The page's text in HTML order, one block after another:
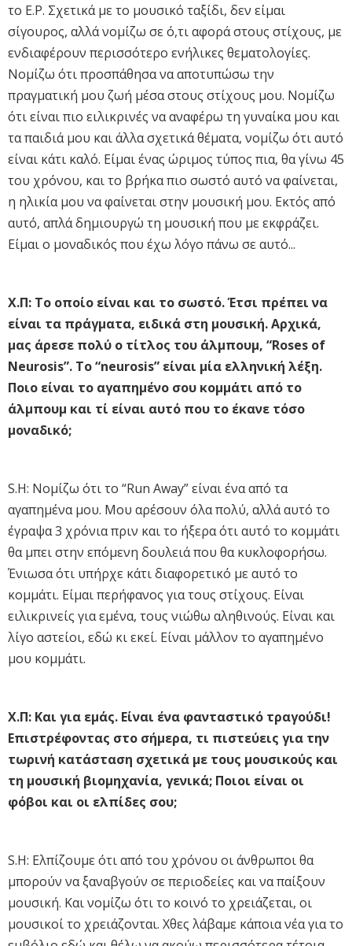
το E.P. Σχετικά με το μουσικό ταξίδι, δεν είμαι
σίγουρος, αλλά νομίζω σε ό,τι αφορά στους στίχους, με
ενδιαφέρουν περισσότερο ενήλικες θεματολογίες.
Νομίζω ότι προσπάθησα να αποτυπώσω την
πραγματική μου ζωή μέσα στους στίχους μου. Νομίζω
ότι είναι πιο ειλικρινές να αναφέρω τη γυναίκα μου και
τα παιδιά μου και άλλα σχετικά θέματα, νομίζω ότι αυτό
είναι κάτι καλό. Είμαι ένας ώριμος τύπος πια, θα γίνω 45
του χρόνου, και το βρήκα πιο σωστό αυτό να φαίνεται,
η ηλικία μου να φαίνεται στην μουσική μου. Εκτός από
αυτό, απλά δημιουργώ τη μουσική που με εκφράζει.
Είμαι ο μοναδικός που έχω λόγο πάνω σε αυτό...
Χ.Π: Το οποίο είναι και το σωστό. Έτσι πρέπει να
είναι τα πράγματα, ειδικά στη μουσική. Αρχικά,
μας άρεσε πολύ ο τίτλος του άλμπουμ, “Roses of
Neurosis”. To “neurosis” είναι μία ελληνική λέξη.
Ποιο είναι το αγαπημένο σου κομμάτι από το
άλμπουμ και τί είναι αυτό που το έκανε τόσο
μοναδικό;
S.H: Νομίζω ότι το “Run Αway” είναι ένα από τα
αγαπημένα μου. Μου αρέσουν όλα πολύ, αλλά αυτό το
έγραψα 3 χρόνια πριν και το ήξερα ότι αυτό το κομμάτι
θα μπει στην επόμενη δουλειά που θα κυκλοφορήσω.
Ένιωσα ότι υπήρχε κάτι διαφορετικό με αυτό το
κομμάτι. Είμαι περήφανος για τους στίχους. Είναι
ειλικρινείς για εμένα, τους νιώθω αληθινούς. Είναι και
λίγο αστείοι, εδώ κι εκεί. Είναι μάλλον το αγαπημένο
μου κομμάτι.
Χ.Π: Και για εμάς. Είναι ένα φανταστικό τραγούδι!
Επιστρέφοντας στο σήμερα, τι πιστεύεις για την
τωρινή κατάσταση σχετικά με τους μουσικούς και
τη μουσική βιομηχανία, γενικά; Ποιοι είναι οι
φόβοι και οι ελπίδες σου;
S.H: Ελπίζουμε ότι από του χρόνου οι άνθρωποι θα
μπορούν να ξαναβγούν σε περιοδείες και να παίξουν
μουσική. Και νομίζω ότι το κοινό το χρειάζεται, οι
μουσικοί το χρειάζονται. Χθες λάβαμε κάποια νέα για το